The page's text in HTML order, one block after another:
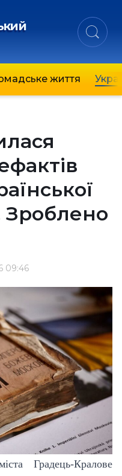
життя
Зроблено
09:46
Градець-Кралове